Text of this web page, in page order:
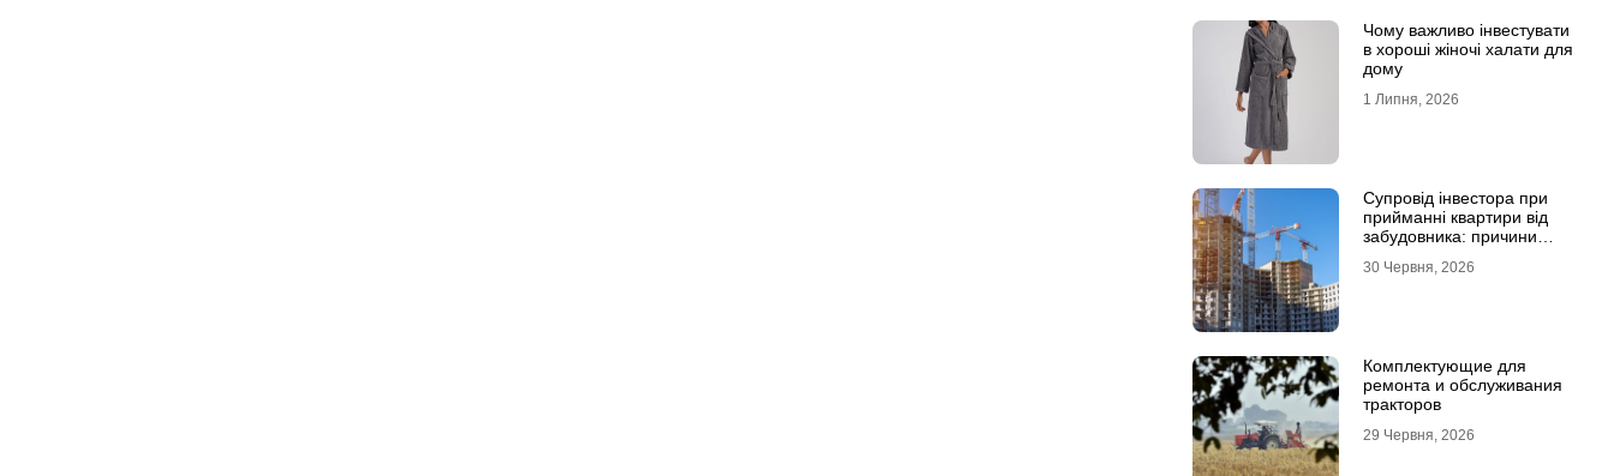
Чому важливо інвестувати
в хороші жіночі халати для
дому
1 Липня, 2026
Супровід інвестора при
прийманні квартири від
забудовника: причини
30 Червня, 2026
Комплектующие для
ремонта и обслуживания
тракторов
29 Червня, 2026